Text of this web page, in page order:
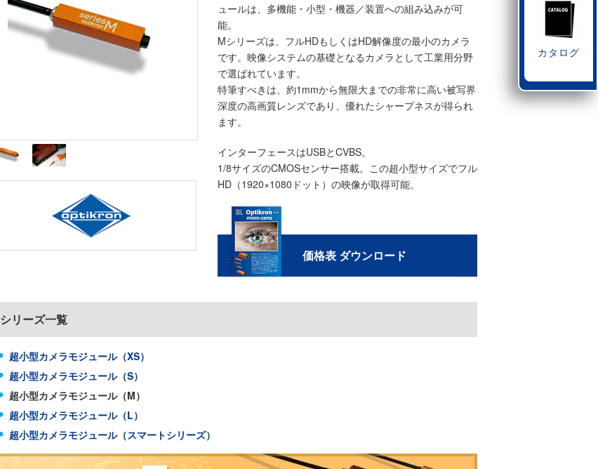
ュールは、多機能・小型・機器／装置への組み込みが可
能。
Mシリーズは、フルHDもしくはHD解像度の最小のカメラ
です。映像システムの基礎となるカメラとして工業用分野
で選ばれています。
特筆すべきは、約1mmから無限大までの非常に高い被写界
深度の高画質レンズであり、優れたシャープネスが得られ
ます。
インターフェースはUSBとCVBS。
1/8サイズのCMOSセンサー搭載。この超小型サイズでフル
HD（1920×1080ドット）の映像が取得可能。
価格表 ダウンロード
シリーズ一覧
超小型カメラモジュール（XS）
超小型カメラモジュール（S）
超小型カメラモジュール（M）
超小型カメラモジュール（L）
超小型カメラモジュール（スマートシリーズ）
カタログ